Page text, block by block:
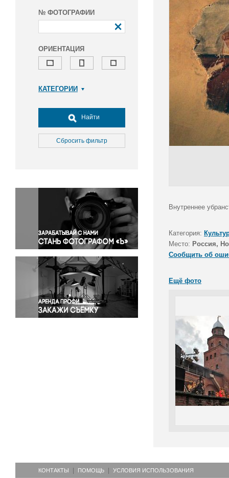
№ ФОТОГРАФИИ
ОРИЕНТАЦИЯ
КАТЕГОРИИ
Досуг, туризм и отдых
Культура
Медицина
Окружающая среда
Политика
Правосудие
Происшествия и конфликты
Религия
Светская жизнь
Спорт
Экология
Экономика и бизнес
Найти
Сбросить фильтр
Внутреннее
Категория:
Место: Россия,
Сообщить об
Ещё фото
КОНТАКТЫ ПОМОЩЬ УСЛОВИЯ ИСПОЛЬЗОВАНИЯ